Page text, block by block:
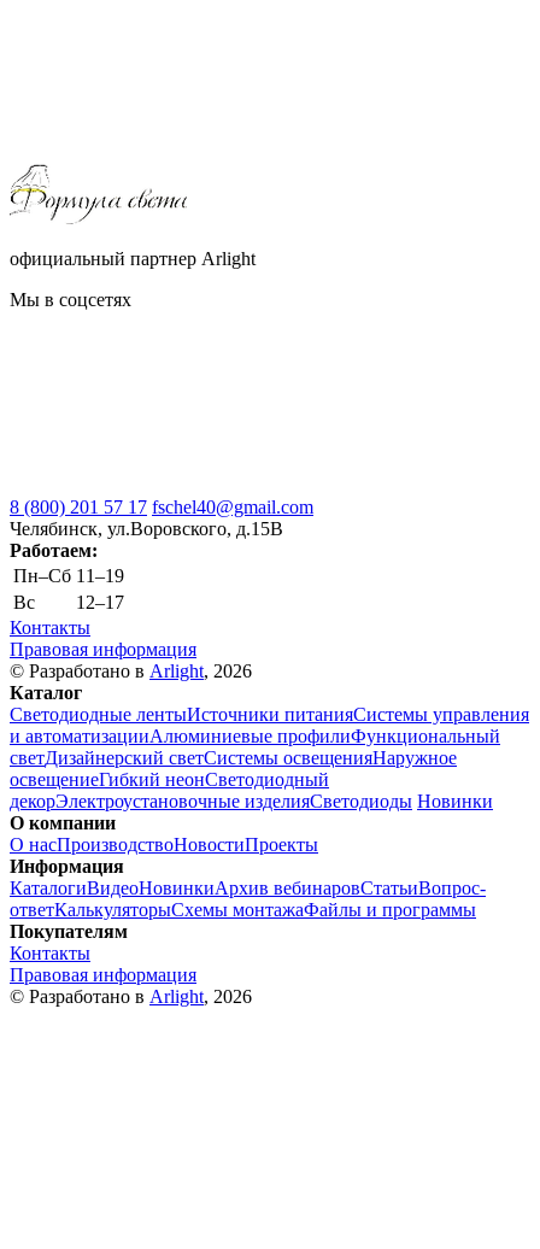
официальный партнер Arlight
Мы в соцсетях
8 (800) 201 57 17 fschel40@gmail.com
Челябинск, ул.Воровского, д.15В
Работаем:
Пн–Cб 11–19
Вс
12–17
Контакты
Правовая информация
© Разработано в Arlight, 2026
Каталог
Светодиодные лентыИсточники питанияСистемы управления
и автоматизацииАлюминиевые профилиФункциональный
светДизайнерский светСистемы освещенияНаружное
освещениеГибкий неонСветодиодный
декорЭлектроустановочные изделияСветодиоды Новинки
О компании
О насПроизводствоНовостиПроекты
Информация
КаталогиВидеоНовинкиАрхив вебинаровСтатьиВопрос-
ответКалькуляторыСхемы монтажаФайлы и программы
Покупателям
Контакты
Правовая информация
© Разработано в Arlight, 2026